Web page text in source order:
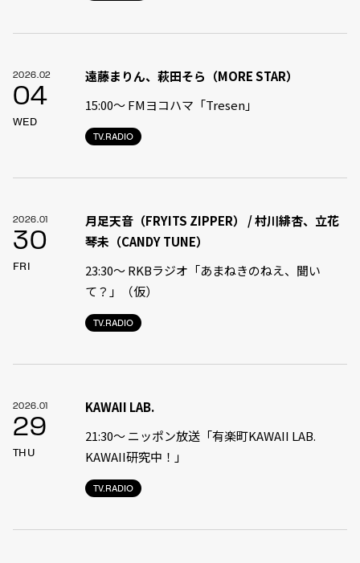
2026.02
04
WED
TV.RADIO
遠藤まりん、萩田そら（MORE STAR）
15:00〜 FMヨコハマ「Tresen」
2026.01
30
FRI
TV.RADIO
月足天音（FRYITS ZIPPER） / 村川緋杏、立花
琴未（CANDY TUNE）
23:30〜 RKBラジオ「あまねきのねえ、聞い
て？」（仮）
2026.01
29
THU
TV.RADIO
KAWAII LAB.
21:30〜 ニッポン放送「有楽町KAWAII LAB.
KAWAII研究中！」